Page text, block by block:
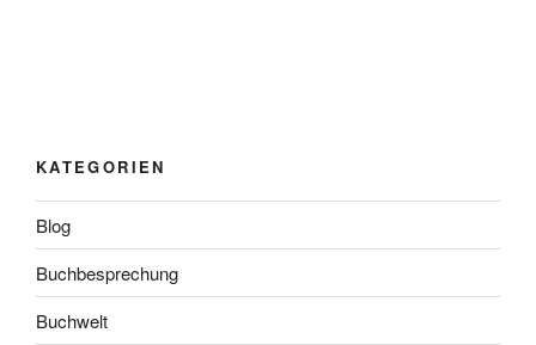
KATEGORIEN
Blog
Buchbesprechung
Buchwelt